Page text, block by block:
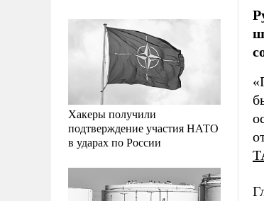
Хакеры получили
подтверждение участия НАТО
в ударах по России